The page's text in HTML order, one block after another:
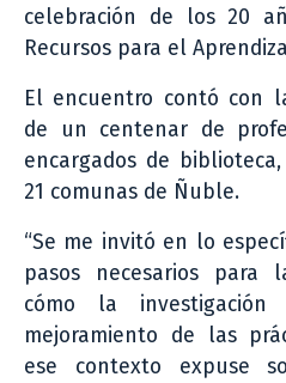
celebración de los 20
Recursos para el
El encuentro contó con
de un centenar de
encargados de
21 comunas de Ñuble.
“Se me invitó en lo
pasos necesarios para
cómo la
mejoramiento de las
ese contexto expuse